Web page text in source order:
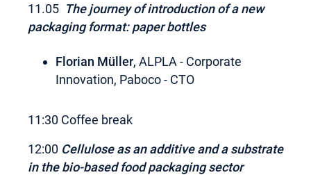
11.05 The journey of introduction of a new
packaging format: paperbottles
Florian Müller, ALPLA - Corporate
Innovation, Paboco - CTO
11:30 Coffee break
12:00 Cellulose as an additive and a substrate
in the bio-based food packaging sector